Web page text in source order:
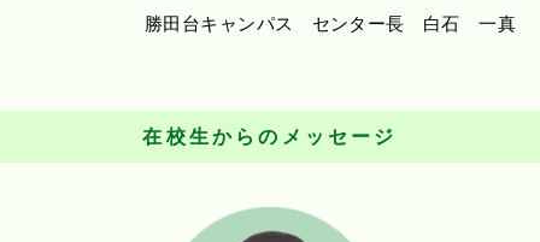
勝田台キャンパス センター長 白石 一真
在校生からのメッセージ